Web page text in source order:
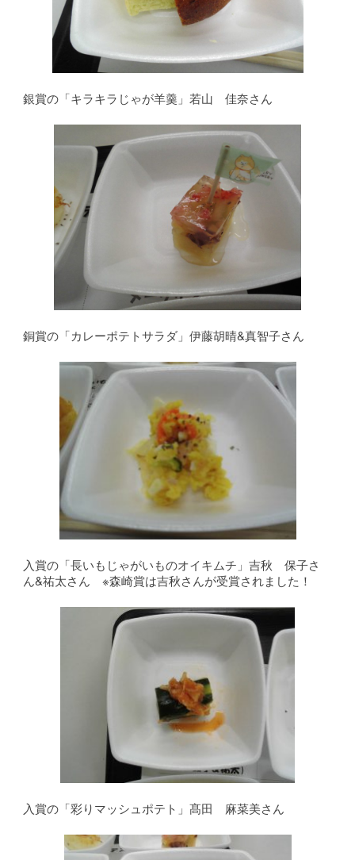
銀賞の「キラキラじゃが羊羹」若山 佳奈さん
銅賞の「カレーポテトサラダ」伊藤胡晴&真智子さん
入賞の「長いもじゃがいものオイキムチ」吉秋 保子さ
ん&祐太さん ※森崎賞は吉秋さんが受賞されました！
入賞の「彩りマッシュポテト」髙田 麻菜美さん